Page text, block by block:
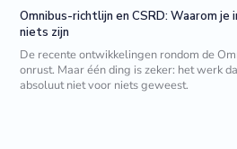
Omnibus-richtlijn en CSRD: Waarom je
niets zijn
De recente ontwikkelingen rondom de
onrust. Maar één ding is zeker: het werk
absoluut niet voor niets geweest.